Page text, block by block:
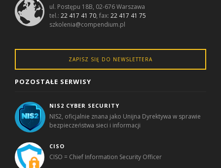
ul. Postępu 18B, 02-676 Warszawa
tel.:22 417 41 70, fax:22 417 41 75
szkolenia@compendium.pl
ZAPISZ SIĘ DO NEWSLETTERA
POZOSTAŁE SERWISY
NIS2 CYBER SECURITY
NIS2, oficjalnie znana jako Unijna Dyrektywa w sprawie
bezpieczeństwa sieci i informacji
CISO
CISO = Chief Information Security Officer